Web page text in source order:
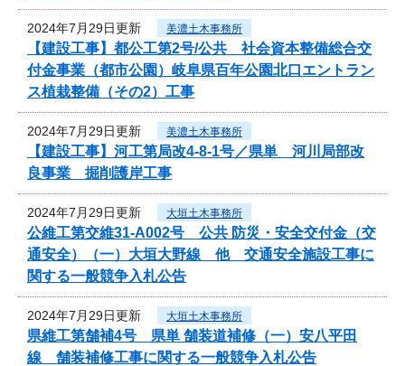
2024年7月29日更新 美濃土木事務所
【建設工事】都公工第2号/公共 社会資本整備総合交
付金事業（都市公園）岐阜県百年公園北口エントラン
ス植栽整備（その2）工事
2024年7月29日更新 美濃土木事務所
【建設工事】河工第局改4-8-1号／県単 河川局部改
良事業 掘削護岸工事
2024年7月29日更新 大垣土木事務所
公維工第交維31-A002号 公共 防災・安全交付金（交
通安全）（一）大垣大野線 他 交通安全施設工事に
関する一般競争入札公告
2024年7月29日更新 大垣土木事務所
県維工第舗補4号 県単 舗装道補修（一）安八平田
線 舗装補修工事に関する一般競争入札公告